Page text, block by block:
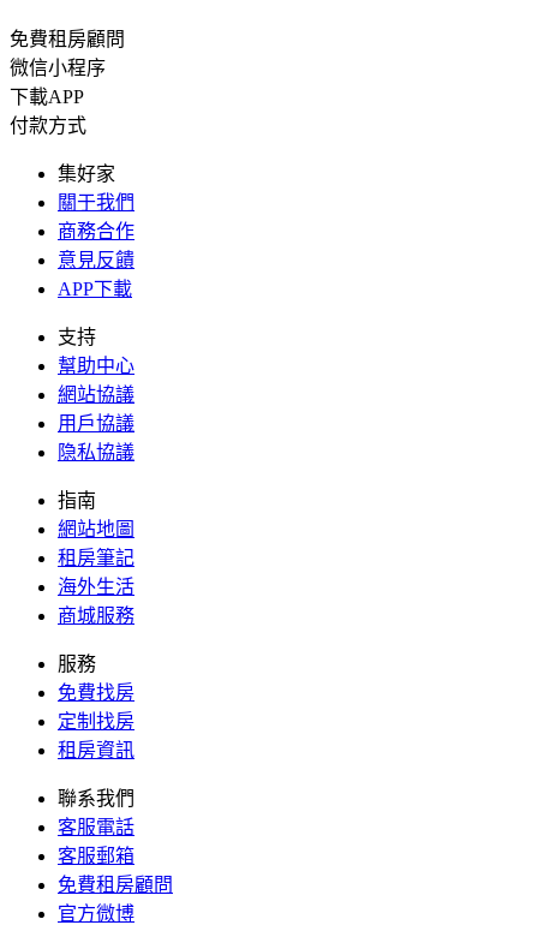
免費租房顧問
微信小程序
下載APP
付款方式
集好家
關于我們
商務合作
意見反饋
APP下載
支持
幫助中心
網站協議
用戶協議
隐私協議
指南
網站地圖
租房筆記
海外生活
商城服務
服務
免費找房
定制找房
租房資訊
聯系我們
客服電話
客服郵箱
免費租房顧問
官方微博